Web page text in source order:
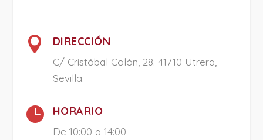
 DIRECCIÓN
C/ Cristóbal Colón, 28. 41710 Utrera,
Sevilla.
 HORARIO
De 10:00 a 14:00